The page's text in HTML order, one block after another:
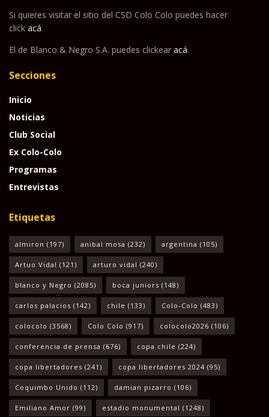
Si quieres visitar el sitio del CSD Colo Colo puedes hacer
click acá
El de Blanco & Negro S.A. puedes clickear acá.
Secciones
Inicio
Noticias
Club Social
Ex Colo-Colo
Programas
Entrevistas
Etiquetas
almiron (197) anibal mosa (232) argentina (105)
Artuo Vidal (121) arturo vidal (240)
blanco y Negro (2085) boca juniors (148)
carlos palacios (142) chile (133) Colo-Colo (483)
colocolo (3568) Colo Colo (917) colocolo2026 (106)
conferencia de prensa (676) copa chile (224)
copa libertadores (241) copa libertadores 2024 (95)
Coquimbo Unido (112) damian pizarro (106)
Emiliano Amor (99) estadio monumental (1248)